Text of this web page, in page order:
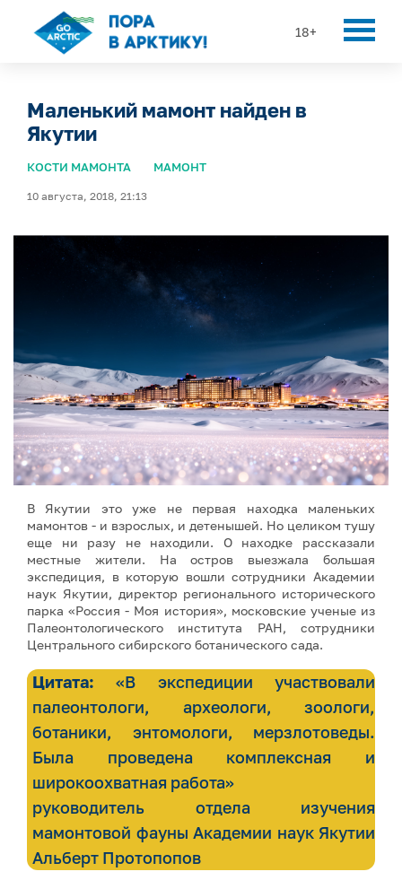
18+
Маленький мамонт найден в
Якутии
КОСТИ МАМОНТА МАМОНТ
10 августа, 2018, 21:13
В Якутии это уже не первая находка маленьких
мамонтов - и взрослых, и детенышей. Но целиком тушу
еще ни разу не находили. О находке рассказали
местные жители. На остров выезжала большая
экспедиция, в которую вошли сотрудники Академии
наук Якутии, директор регионального исторического
парка «Россия - Моя история», московские ученые из
Палеонтологического института РАН, сотрудники
Центрального сибирского ботанического сада.
Цитата: «В экспедиции участвовали
палеонтологи, археологи, зоологи,
ботаники, энтомологи, мерзлотоведы.
Была проведена комплексная и
широкоохватная работа»
руководитель отдела изучения
мамонтовой фауны Академии наук Якутии
Альберт Протопопов